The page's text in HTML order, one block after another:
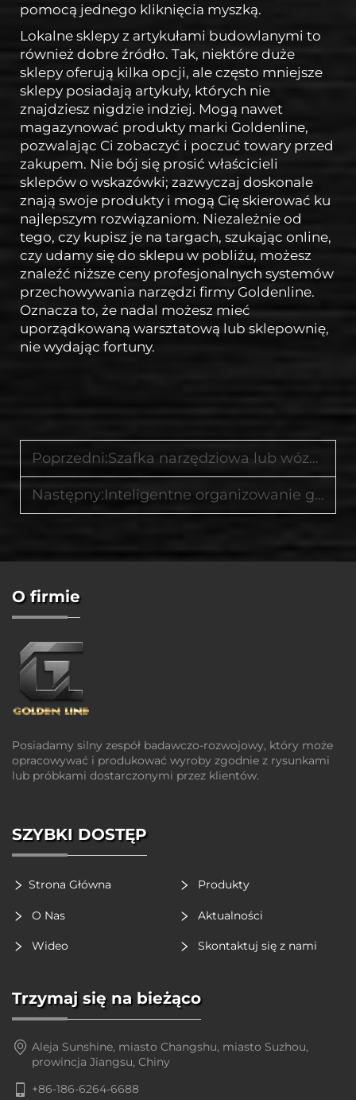
pomocą jednego kliknięcia myszką.
Lokalne sklepy z artykułami budowlanymi to
również dobre źródło. Tak, niektóre duże
sklepy oferują kilka opcji, ale często mniejsze
sklepy posiadają artykuły, których nie
znajdziesz nigdzie indziej. Mogą nawet
magazynować produkty marki Goldenline,
pozwalając Ci zobaczyć i poczuć towary przed
zakupem. Nie bój się prosić właścicieli
sklepów o wskazówki; zazwyczaj doskonale
znają swoje produkty i mogą Cię skierować ku
najlepszym rozwiązaniom. Niezależnie od
tego, czy kupisz je na targach, szukając online,
czy udamy się do sklepu w pobliżu, możesz
znaleźć niższe ceny profesjonalnych systemów
przechowywania narzędzi firmy Goldenline.
Oznacza to, że nadal możesz mieć
uporządkowaną warsztatową lub sklepownię,
nie wydając fortuny.
Poprzedni:Szafka narzędziowa lub wózek na narzędzia – które rozwiązanie do przechowywania w garażu najlepiej spełni Twoje oczekiwania
Następny:Inteligentne organizowanie garażu za pomocą wózków narzędziowych, szafek i kompaktowych warsztatów
O firmie
Posiadamy silny zespół badawczo-rozwojowy, który może
opracowywać i produkować wyroby zgodnie z rysunkami
lub próbkami dostarczonymi przez klientów.
SZYBKI DOSTĘP
Strona Główna Produkty
O Nas Aktualności
Wideo Skontaktuj się z nami
Trzymaj się na bieżąco
Aleja Sunshine, miasto Changshu, miasto Suzhou,
prowincja Jiangsu, Chiny
+86-186-6264-6688